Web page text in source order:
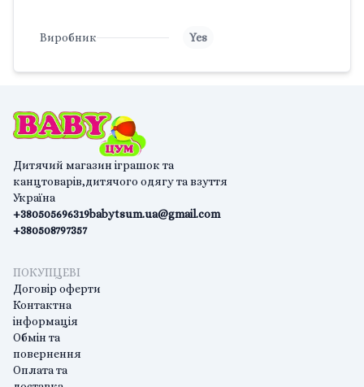
Виробник Yes
Дитячий магазин іграшок та
канцтоварів,дитячого одягу та взуття
Україна
+380505696319
+380508797357
babytsum.ua@gmail.com
ПОКУПЦЕВІ
Договір оферти
Контактна
інформація
Обмін та
повернення
Оплата та